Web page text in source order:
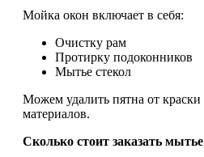
Мойка окон включает в себя:
Очистку рам
Протирку подоконников
Мытье стекол
Можем удалить пятна от
материалов.
Сколько стоит заказать